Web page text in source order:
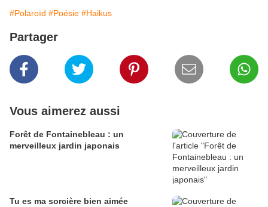
#Polaroïd #Poésie #Haikus
Partager
Vous aimerez aussi
Forêt de Fontainebleau : un
merveilleux jardin japonais
Tu es ma sorcière bien aimée